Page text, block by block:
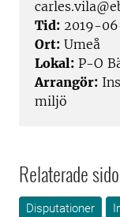
Tid: 2019-
Ort: Umeå
Lokal: P-O
Arrangör:
miljö
Relaterade
Disputationer